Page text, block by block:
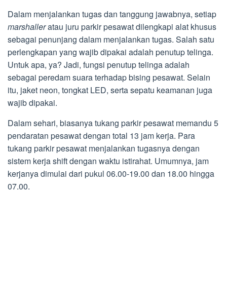
Dalam menjalankan tugas dan tanggung jawabnya, setiap
marshalleratau juru parkir pesawat dilengkapi alat khusus
sebagai penunjang dalam menjalankan tugas. Salah satu
perlengkapan yang wajib dipakai adalah penutup telinga.
Untuk apa, ya? Jadi, fungsi penutup telinga adalah
sebagai peredam suara terhadap bising pesawat. Selain
itu, jaket neon, tongkat LED, serta sepatu keamanan juga
wajib dipakai.
Dalam sehari, biasanya tukang parkir pesawat memandu 5
pendaratan pesawat dengan total 13 jam kerja. Para
tukang parkir pesawat menjalankan tugasnya dengan
sistem kerja shift dengan waktu istirahat. Umumnya, jam
kerjanya dimulai dari pukul 06.00-19.00 dan 18.00 hingga
07.00.